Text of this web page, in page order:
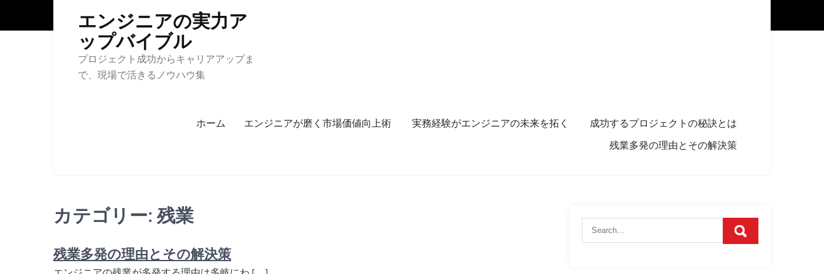
エンジニアの実力ア
ップバイブル
プロジェクト成功からキャリアアップま
で、現場で活きるノウハウ集
ホーム エンジニアが磨く市場価値向上術 実務経験がエンジニアの未来を拓く
成功するプロジェクトの秘訣とは
残業多発の理由とその解決策
カテゴリー:残業
残業多発の理由とその解決策